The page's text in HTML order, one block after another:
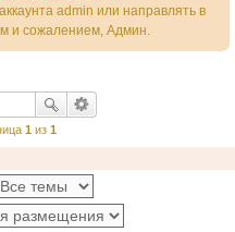
admin или направлять в
и сожалением, Админ.
1 из 1